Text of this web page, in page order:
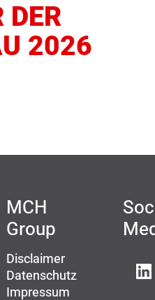
DER
2026
MCH
Group
Disclaimer
Datenschutz
Impressum